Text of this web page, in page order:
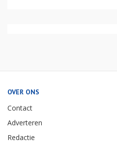
OVER ONS
Contact
Adverteren
Redactie